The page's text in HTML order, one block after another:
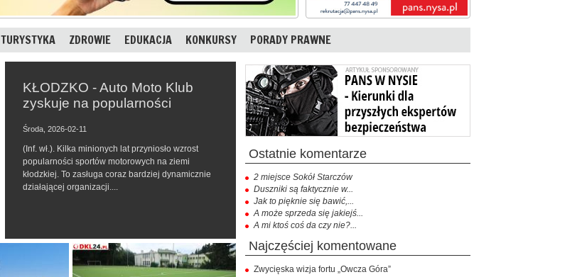
TURYSTYKA ZDROWIE EDUKACJA KONKURSY PORADY PRAWNE
KŁODZKO - Auto Moto Klub
zyskuje na popularności
Środa, 2026-02-11
(Inf. wł.). Kilka minionych lat przyniosło wzrost
popularności sportów motorowych na ziemi
kłodzkiej. To zasługa coraz bardziej dynamicznie
działającej organizacji....
ostatnie komentarze
2 miejsce Sokół Starczów
Duszniki są faktycznie w...
Jak to pięknie się bawić,...
A może sprzeda się jakiejś...
A mi ktoś coś da czy nie?...
najczęściej komentowane
Zwycięska wizja fortu „Owcza Góra”